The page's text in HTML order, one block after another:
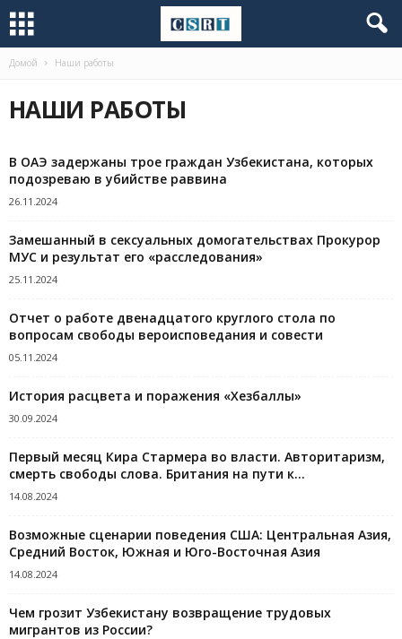
Домой Наши работы
НАШИ РАБОТЫ
В ОАЭ задержаны трое граждан Узбекистана, которых
подозреваю в убийстве раввина
26.11.2024
Замешанный в сексуальных домогательствах Прокурор
МУС и результат его «расследования»
25.11.2024
Отчет о работе двенадцатого круглого стола по
вопросам свободы вероисповедания и совести
05.11.2024
История расцвета и поражения «Хезбаллы»
30.09.2024
Первый месяц Кира Стармера во власти. Авторитаризм,
смерть свободы слова. Британия на пути к...
14.08.2024
Возможные сценарии поведения США: Центральная Азия,
Средний Восток, Южная и Юго-Восточная Азия
14.08.2024
Чем грозит Узбекистану возвращение трудовых
мигрантов из России?